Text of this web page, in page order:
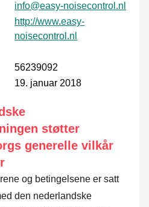
info@easy-noisecontrol.nl
http://www.easy-
noisecontrol.nl
56239092
19. januar 2018
støtter
generelle vilkår
og betingelsene er satt
den nederlandske